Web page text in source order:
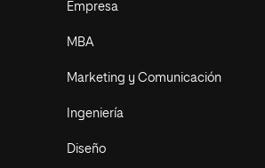
Empresa
MBA
Marketing y Comunicación
Ingeniería
Diseño